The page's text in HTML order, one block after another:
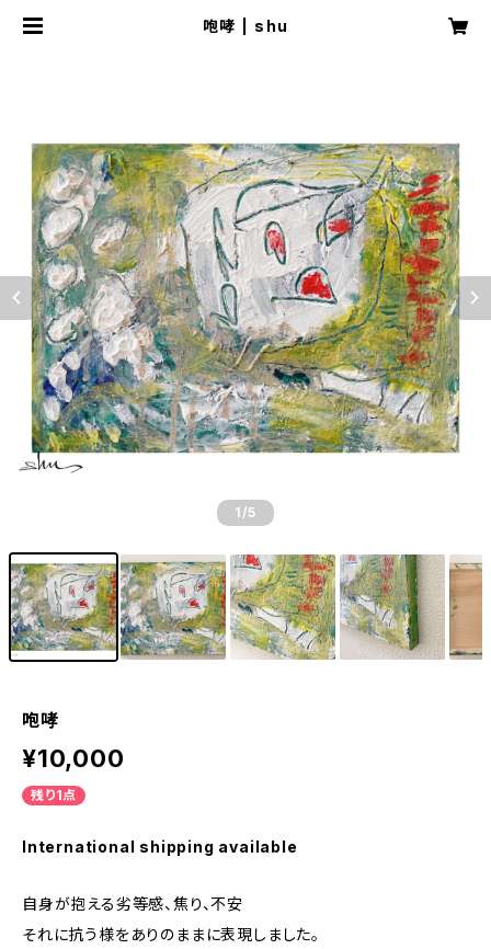
咆哮 | shu
1 /5
咆哮
¥10,000
残り1点
International shipping available
自身が抱える劣等感、焦り、不安
それに抗う様をありのままに表現しました。